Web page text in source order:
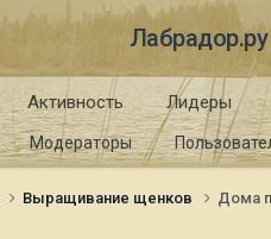
Модераторы
Активность Лидеры
Выращивание щенков Дома